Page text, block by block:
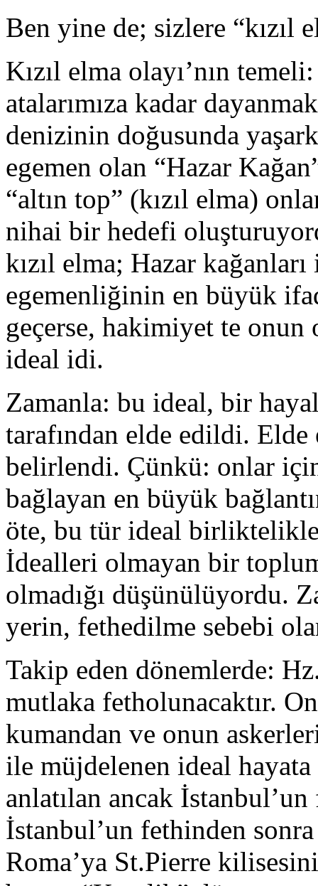
Ben yine de; sizlere “kızıl
Kızıl elma olayı’nın
atalarımıza kadar
denizinin doğusunda
egemen olan “Hazar
“altın top” (kızıl elma)
nihai bir hedefi
kızıl elma; Hazar
egemenliğinin en büyük
geçerse, hakimiyet te
ideal idi.
Zamanla: bu ideal, bir
tarafından elde edildi.
belirlendi. Çünkü: onlar
bağlayan en büyük
öte, bu tür ideal
İdealleri olmayan bir
olmadığı düşünülüyordu.
yerin, fethedilme sebebi
Takip eden dönemlerde:
mutlaka fetholunacaktır.
kumandan ve onun
ile müjdelenen ideal
anlatılan ancak
İstanbul’un fethinden
Roma’ya St.Pierre